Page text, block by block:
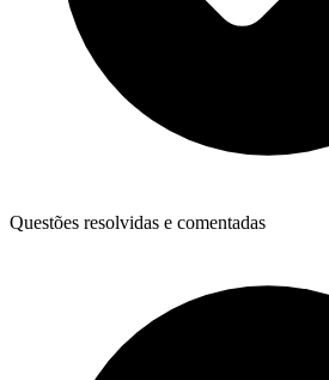
Questões resolvidas e comentadas